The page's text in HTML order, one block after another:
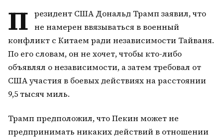
П резидент США Дональд Трамп заявил, что
не намерен ввязываться в военный
конфликт с Китаем ради независимости Тайваня.
По его словам, он не хочет, чтобы кто-либо
объявлял о независимости, а затем требовал от
США участия в боевых действиях на расстоянии
9,5 тысяч миль.
Трамп предположил, что Пекин может не
предпринимать никаких действий в отношении